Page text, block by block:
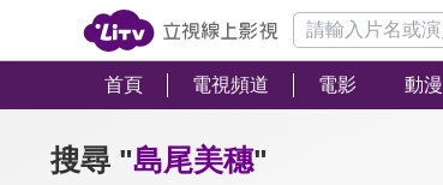
首頁 電視頻道 電影 動漫
搜尋 "島尾美穗"